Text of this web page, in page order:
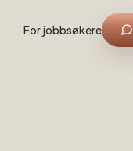
For jobbsøkere